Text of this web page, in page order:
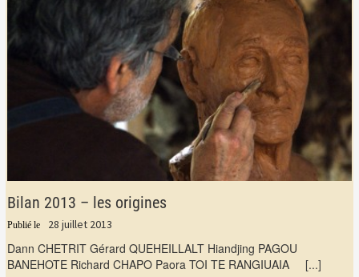
Bilan 2013 – les origines
28 juillet 2013
Dann CHETRIT Gérard QUEHEILLALT Hiandjing PAGOU
BANEHOTE Richard CHAPO Paora TOI TE RANGIUAIA [...]